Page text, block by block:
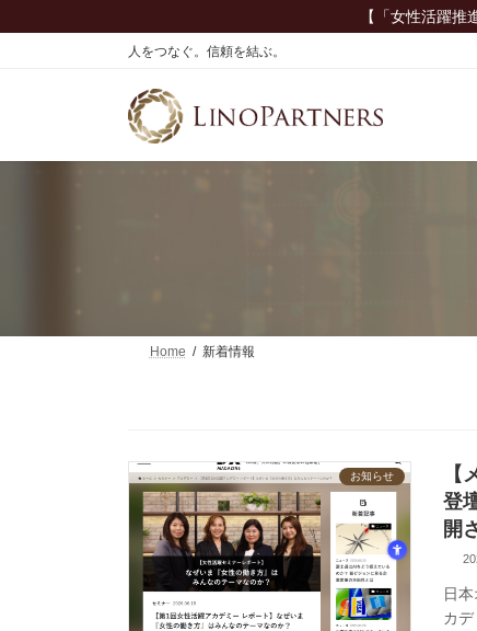
ン
ビ
【「女性活躍
人をつなぐ。信頼を結ぶ。
Home 新着情報
お知らせ
【
登
開
日
カ